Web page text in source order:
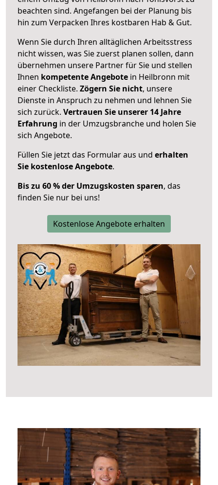
beachten sind. Angefangen bei der Planung bis
hin zum Verpacken Ihres kostbaren Hab & Gut.
Wenn Sie durch Ihren alltäglichen Arbeitsstress
nicht wissen, was Sie zuerst planen sollen, dann
übernehmen unsere Partner für Sie und stellen
Ihnen kompetente Angebote in Heilbronn mit
einer Checkliste. Zögern Sie nicht, unsere
Dienste in Anspruch zu nehmen und lehnen Sie
sich zurück. Vertrauen Sie unserer 14 Jahre
Erfahrung in der Umzugsbranche und holen Sie
sich Angebote.
Füllen Sie jetzt das Formular aus und erhalten
Sie kostenlose Angebote.
Bis zu 60 % der Umzugskosten sparen, das
finden Sie nur bei uns!
Kostenlose Angebote erhalten